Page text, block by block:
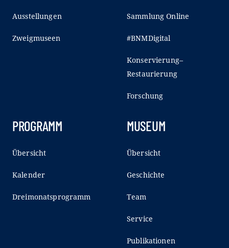
Ausstellungen
Zweigmuseen
Sammlung Online
#BNMDigital
Konservierung–
Restaurierung
Forschung
PROGRAMM
Übersicht
Kalender
Dreimonatsprogramm
MUSEUM
Übersicht
Geschichte
Team
Service
Publikationen